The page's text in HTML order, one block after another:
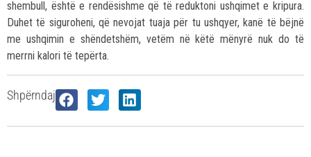
shembull, është e rendësishme që të reduktoni ushqimet e kripura.
Duhet të siguroheni, që nevojat tuaja për tu ushqyer, kanë të bëjnë
me ushqimin e shëndetshëm, vetëm në këtë mënyrë nuk do të
merrni kalori të tepërta.
Shpërndaj